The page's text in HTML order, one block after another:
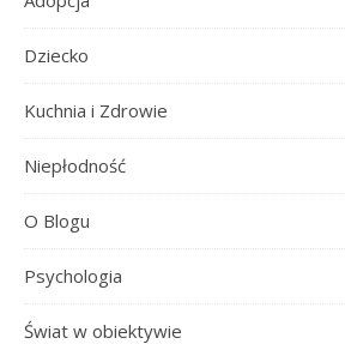
Dziecko
Kuchnia i Zdrowie
Niepłodność
O Blogu
Psychologia
Świat w obiektywie